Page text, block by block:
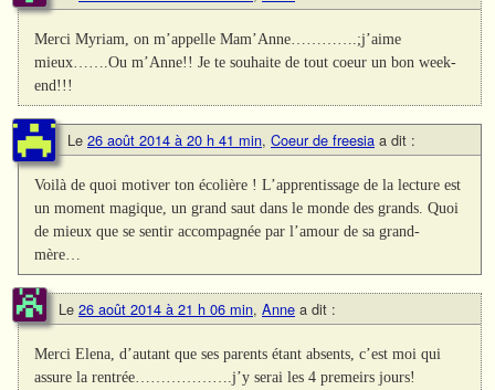
Merci Myriam, on m’appelle Mam’Anne………….;j’aime
mieux…….Ou m’Anne!! Je te souhaite de tout coeur un bon week-
end!!!
Le 26 août 2014 à 20 h 41 min, Coeur de freesia a dit :
Voilà de quoi motiver ton écolière ! L’apprentissage de la lecture est
un moment magique, un grand saut dans le monde des grands. Quoi
de mieux que se sentir accompagnée par l’amour de sa grand-
mère…
Le 26 août 2014 à 21 h 06 min, Anne a dit :
Merci Elena, d’autant que ses parents étant absents, c’est moi qui
assure la rentrée……………….j’y serai les 4 premeirs jours!